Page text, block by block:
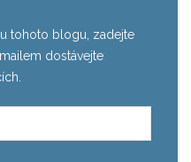
tohoto blogu, zadejte
dostávejte